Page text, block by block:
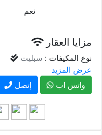
نعم
مزايا العقار
نوع المكيفات : سبليت
عرض المزيد
إتصل
واتس اب